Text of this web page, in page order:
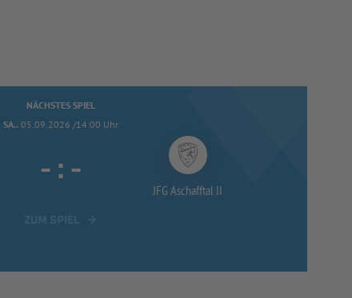
NÄCHSTES SPIEL
SA.. 05.09.2026 /14:00 Uhr
- : -
JFG Aschafftal II